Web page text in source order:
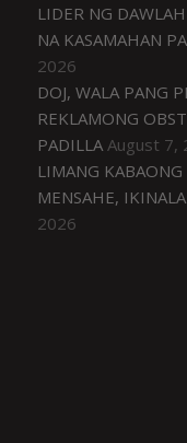
LIDER NG
NA KASAMAHAN
2026
DOJ, WALA PANG
REKLAMONG
PADILLA August 7,
LIMANG
MENSAHE,
2026